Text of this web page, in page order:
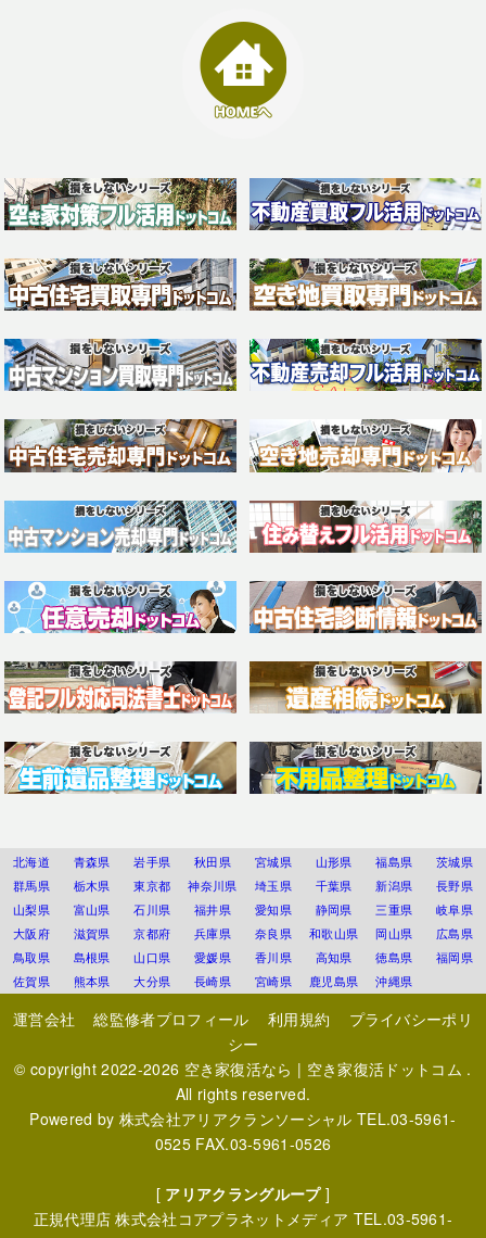
北海道 青森県 岩手県 秋田県 宮城県 山形県 福島県
茨城県
群馬県
栃木県 東京都 神奈川県 埼玉県 千葉県 新潟県
長野県
山梨県
富山県 石川県 福井県 愛知県 静岡県 三重県
岐阜県
大阪府
滋賀県 京都府 兵庫県 奈良県 和歌山県 岡山県
広島県
鳥取県
島根県 山口県 愛媛県 香川県 高知県 徳島県
福岡県
佐賀県
熊本県 大分県 長崎県 宮崎県 鹿児島県 沖縄県
運営会社 総監修者プロフィール 利用規約
プライバシーポリ
シー
© copyright 2022-2026 空き家復活なら | 空き家復活ドットコム .
All rights reserved.
Powered by 株式会社アリアクランソーシャル TEL.03-5961-
0525 FAX.03-5961-0526
[ アリアクラングループ]
正規代理店株式会社コアプラネットメディア TEL.03-5961-